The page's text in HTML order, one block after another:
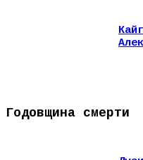
Годовщина смерти